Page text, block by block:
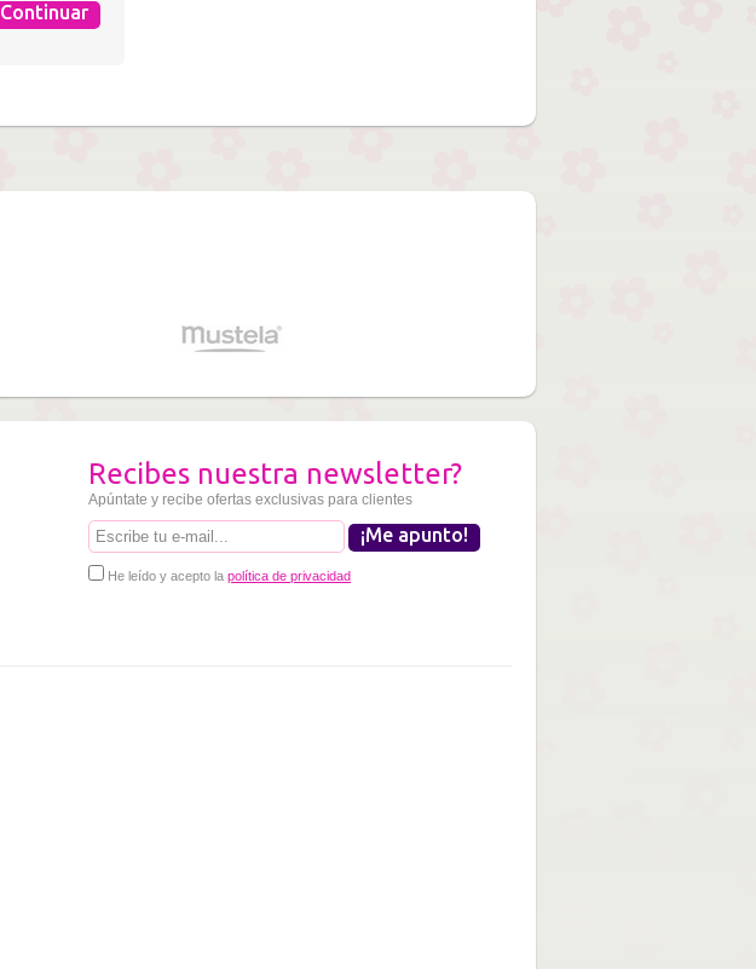
Continuar
Recibes nuestra newsletter?
Apúntate y recibe ofertas exclusivas para clientes
He leído y acepto la política de privacidad